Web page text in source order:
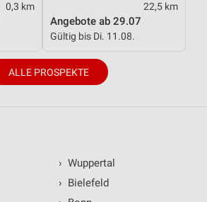
0,3 km 22,5 km
Angebote ab 29.07
Gültig bis Di. 11.08.
ALLE PROSPEKTE
› Wuppertal
› Bielefeld